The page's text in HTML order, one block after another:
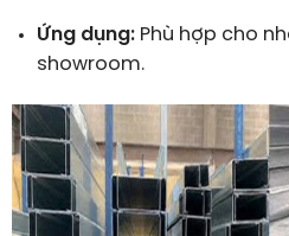
Ứng dụng:Phù hợp cho
showroom.